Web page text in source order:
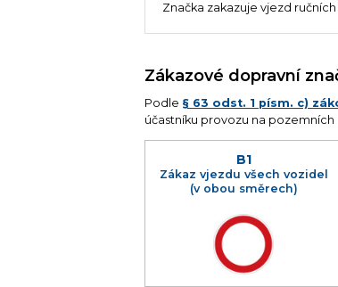
Značka zakazuje vjezd
Zákazové dopravní
Podle § 63 odst. 1 písm. c)
účastníku provozu na
B1
Zákaz vjezdu všech vozidel
(v obou směrech)